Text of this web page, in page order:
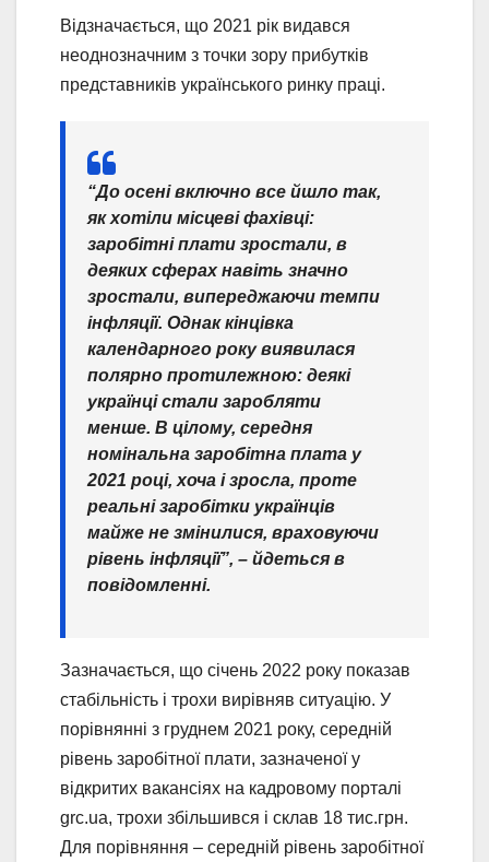
Відзначається, що 2021 рік видався
неоднозначним з точки зору прибутків
представників українського ринку праці.
“До осені включно все йшло так,
як хотіли місцеві фахівці:
заробітні плати зростали, в
деяких сферах навіть значно
зростали, випереджаючи темпи
інфляції. Однак кінцівка
календарного року виявилася
полярно протилежною: деякі
українці стали заробляти
менше. В цілому, середня
номінальна заробітна плата у
2021 році, хоча і зросла, проте
реальні заробітки українців
майже не змінилися, враховуючи
рівень інфляції”, – йдеться в
повідомленні.
Зазначається, що січень 2022 року показав
стабільність і трохи вирівняв ситуацію. У
порівнянні з груднем 2021 року, середній
рівень заробітної плати, зазначеної у
відкритих вакансіях на кадровому порталі
grc.ua, трохи збільшився і склав 18 тис.грн.
Для порівняння – середній рівень заробітної